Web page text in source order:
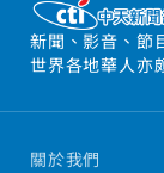
新聞、影音、節
世界各地華人亦
關於我們